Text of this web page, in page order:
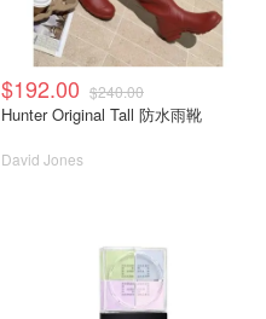
$192.00 $240.00
Hunter Original Tall 防水雨靴
David Jones